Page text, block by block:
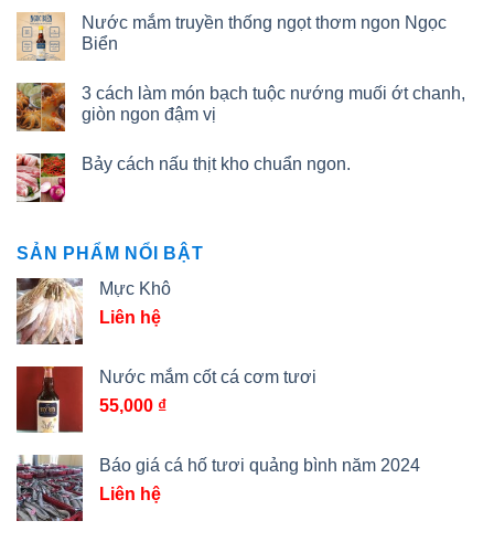
Nước mắm truyền thống ngọt thơm ngon Ngọc
Biển
3 cách làm món bạch tuộc nướng muối ớt chanh,
giòn ngon đậm vị
Bảy cách nấu thịt kho chuẩn ngon.
SẢN PHẨM NỔI BẬT
Mực Khô
Liên hệ
Nước mắm cốt cá cơm tươi
55,000 ₫
Báo giá cá hố tươi quảng bình năm 2024
Liên hệ